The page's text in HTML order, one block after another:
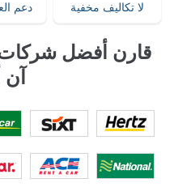
لا تكاليف مخفية دعم
قارن أفضل شركات
آن